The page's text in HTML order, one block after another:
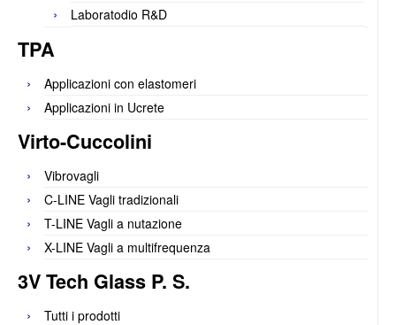
Laboratodio R&D
TPA
Applicazioni con elastomeri
Applicazioni in Ucrete
Virto-Cuccolini
Vibrovagli
C-LINE Vagli tradizionali
T-LINE Vagli a nutazione
X-LINE Vagli a multifrequenza
3V Tech Glass P. S.
Tutti i prodotti